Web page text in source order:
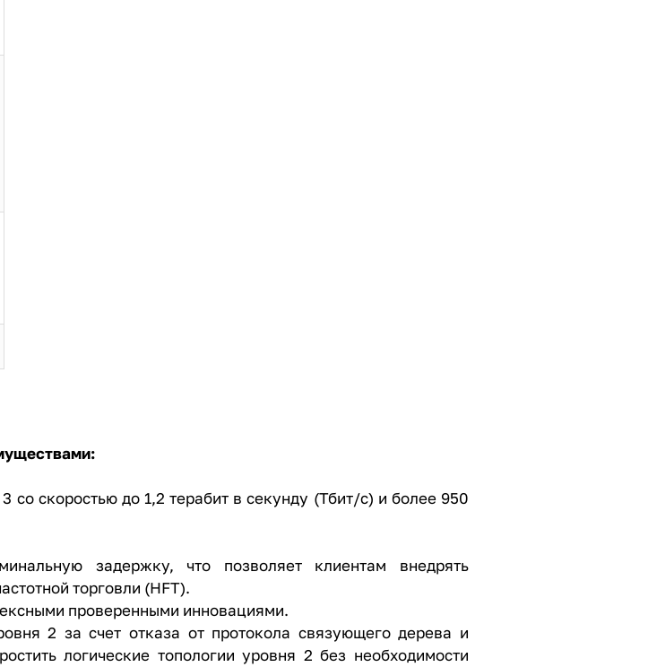
скоростью до 1,2 терабит в секунду (Тбит/с) и более 950
задержку, что позволяет клиентам внедрять
торговли (HFT).
проверенными инновациями.
2 за счет отказа от протокола связующего дерева и
логические топологии уровня 2 без необходимости